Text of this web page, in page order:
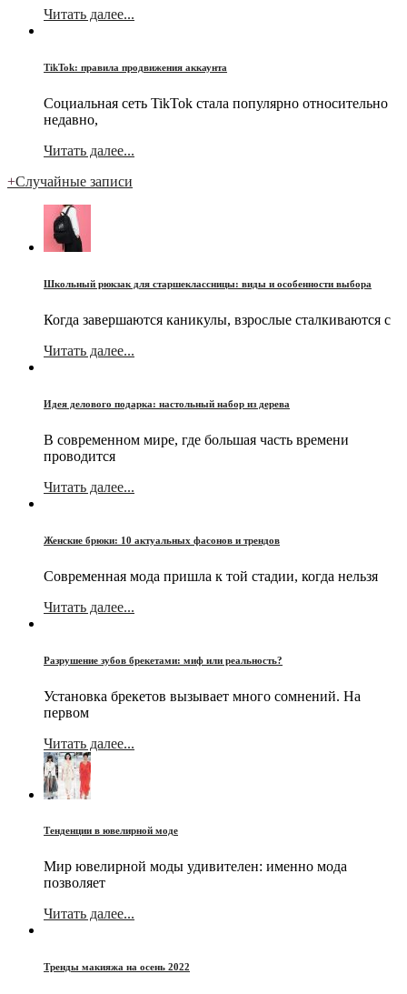
Читать далее...
TikTok: правила продвижения аккаунта
Социальная сеть TikTok стала популярно относительно
недавно,
Читать далее...
+Случайные записи
Школьный рюкзак для старшеклассницы: виды и особенности выбора
Когда завершаются каникулы, взрослые сталкиваются с
Читать далее...
Идея делового подарка: настольный набор из дерева
В современном мире, где большая часть времени
проводится
Читать далее...
Женские брюки: 10 актуальных фасонов и трендов
Современная мода пришла к той стадии, когда нельзя
Читать далее...
Разрушение зубов брекетами: миф или реальность?
Установка брекетов вызывает много сомнений. На
первом
Читать далее...
Тенденции в ювелирной моде
Мир ювелирной моды удивителен: именно мода
позволяет
Читать далее...
Тренды макияжа на осень 2022